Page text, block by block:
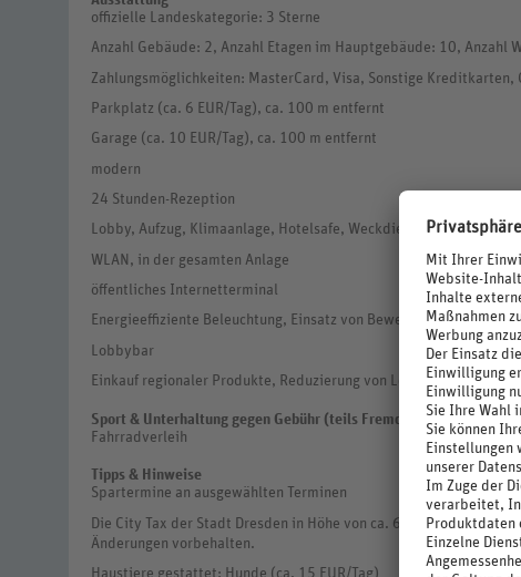
offizielle Landeskategorie: 3 Sterne
Anzahl Gebäude: 2, Anzahl Etagen im Hauptgebäude: 10, Anzahl
Zahlungsmöglichkeiten: MasterCard, Visa, Sonstige Kreditkarten,
Parkplatz (ca. 6 EUR/Tag), ca. 100 m entfernt
Garage (ca. 10 EUR/Tag), ca. 100 m entfernt
modern
24 Stunden-Rezeption
Lobby, Aufzug, Klimaanlage, Hotelsafe, Weckdienst
WLAN, in der gesamten Anlage
öffentliches Internetterminal
Energieeffiziente Beleuchtung, Einsatz von Bewegungsmeldern
Lobbybar
Einkauf regionaler Produkte, Reduzierung von
Sport & Unterhaltung gegen Gebühr (teils Fremdanbieter)
Fahrradverleih
Tipps & Hinweise
Spartermine an ausgewählten Terminen
Die City Tax der Stadt Dresden in Höhe von ca. 6 % auf den
Änderungen vorbehalten.
Haustiere gestattet: Hunde (ca. 15 EUR/Tag)